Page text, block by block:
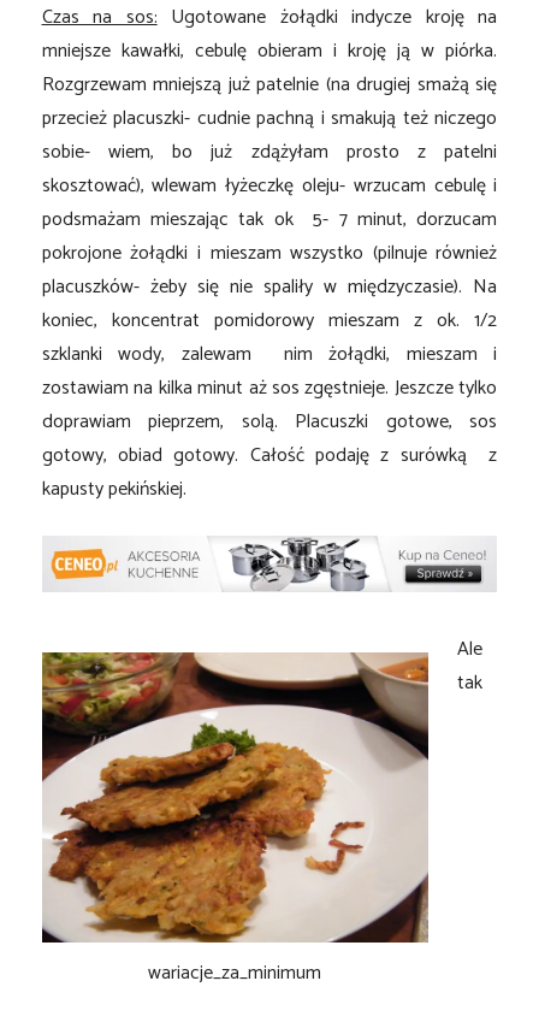
Czas na sos:Ugotowane żołądki indycze kroję na
mniejsze kawałki, cebulę obieram i kroję ją w piórka.
Rozgrzewam mniejszą już patelnie (na drugiej smażą się
przecież placuszki- cudnie pachną i smakują też niczego
sobie- wiem, bo już zdążyłam prosto z patelni
skosztować), wlewam łyżeczkę oleju- wrzucam cebulę i
podsmażam mieszając tak ok 5- 7 minut, dorzucam
pokrojone żołądki i mieszam wszystko (pilnuje również
placuszków- żeby się nie spaliły w międzyczasie). Na
koniec, koncentrat pomidorowy mieszam z ok. 1/2
szklanki wody, zalewam nim żołądki, mieszam i
zostawiam na kilka minut aż sos zgęstnieje. Jeszcze tylko
doprawiam pieprzem, solą. Placuszki gotowe, sos
gotowy, obiad gotowy. Całość podaję z surówką z
kapusty pekińskiej.
wariacje_za_minimum
Ale
tak